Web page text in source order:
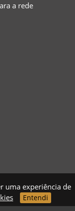
a rede
uma experiência de
Entendi